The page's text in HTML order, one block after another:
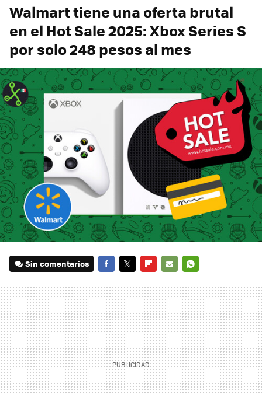
Walmart tiene una oferta brutal
en el Hot Sale 2025: Xbox Series S
por solo 248 pesos al mes
Sin comentarios
MAIL